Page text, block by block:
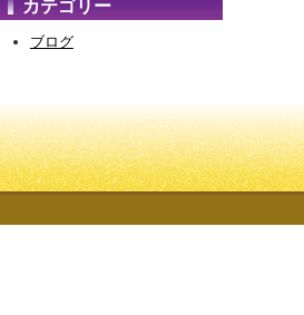
カテゴリー
ブログ